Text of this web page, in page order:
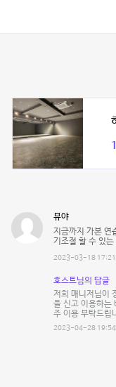
뮤야
지금까지 가본 연
기조절 할 수 있
2023-03-18
호스트님의 답글
저희 매니저님이
을 신고 이용하는
주 이용 부탁드립
2023-04-28